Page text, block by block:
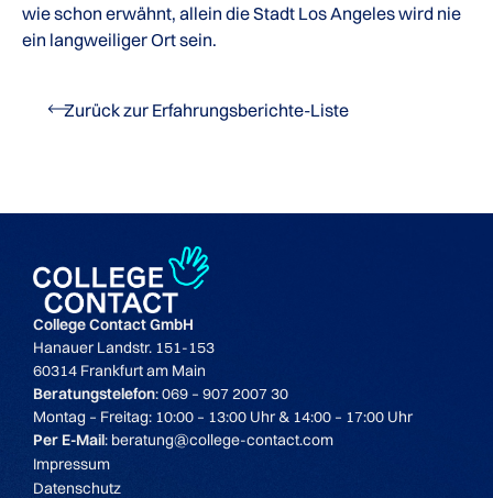
wie schon erwähnt, allein die Stadt Los Angeles wird nie
ein langweiliger Ort sein.
Zurück zur Erfahrungsberichte-Liste
College Contact GmbH
Hanauer Landstr. 151-153
60314 Frankfurt am Main
Beratungstelefon: 069 – 907 2007 30
Montag – Freitag: 10:00 – 13:00 Uhr & 14:00 – 17:00 Uhr
Per E-Mail: beratung@college-contact.com
Impressum
Datenschutz